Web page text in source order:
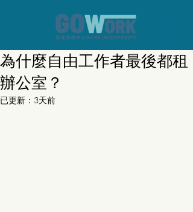
為什麼自由工作者最後都租
辦公室？
已更新： 3天前